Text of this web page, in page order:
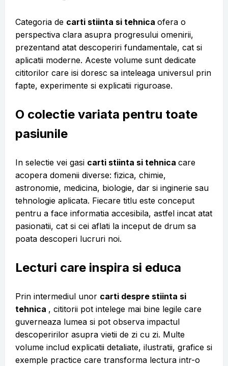
Categoria de carti stiinta si tehnica ofera o
perspectiva clara asupra progresului omenirii,
prezentand atat descoperiri fundamentale, cat si
aplicatii moderne. Aceste volume sunt dedicate
cititorilor care isi doresc sa inteleaga universul prin
fapte, experimente si explicatii riguroase.
O colectie variata pentru toate
pasiunile
In selectie vei gasi carti stiinta si tehnica care
acopera domenii diverse: fizica, chimie,
astronomie, medicina, biologie, dar si inginerie sau
tehnologie aplicata. Fiecare titlu este conceput
pentru a face informatia accesibila, astfel incat atat
pasionatii, cat si cei aflati la inceput de drum sa
poata descoperi lucruri noi.
Lecturi care inspira si educa
Prin intermediul unor carti despre stiinta si
tehnica , cititorii pot intelege mai bine legile care
guverneaza lumea si pot observa impactul
descoperirilor asupra vietii de zi cu zi. Multe
volume includ explicatii detaliate, ilustratii, grafice si
exemple practice care transforma lectura intr-o